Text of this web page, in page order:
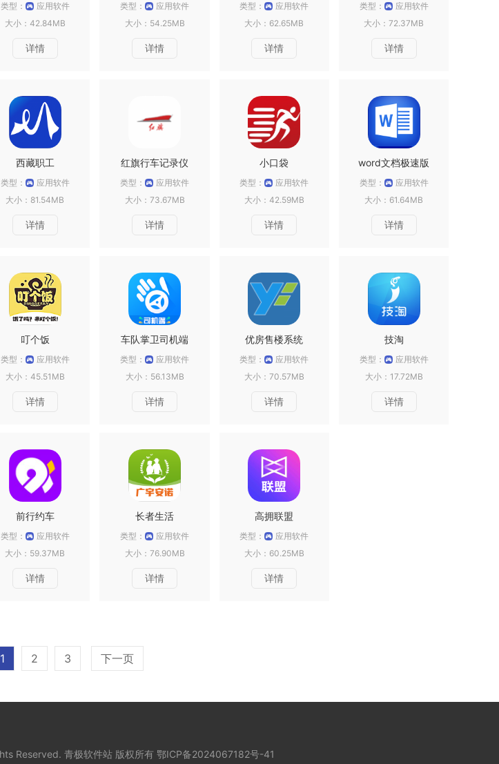
类型：
应用软件
大小：42.84MB
详情
类型：
应用软件
大小：54.25MB
详情
类型：
应用软件
大小：62.65MB
详情
类型：
应用软件
大小：72.37MB
详情
西藏职工
类型：
应用软件
大小：81.54MB
详情
红旗行车记录仪
类型：
应用软件
大小：73.67MB
详情
小口袋
类型：
应用软件
大小：42.59MB
详情
word文档极速版
类型：
应用软件
大小：61.64MB
详情
叮个饭
类型：
应用软件
大小：45.51MB
详情
车队掌卫司机端
类型：
应用软件
大小：56.13MB
详情
优房售楼系统
类型：
应用软件
大小：70.57MB
详情
技淘
类型：
应用软件
大小：17.72MB
详情
前行约车
类型：
应用软件
大小：59.37MB
详情
长者生活
类型：
应用软件
大小：76.90MB
详情
高拥联盟
类型：
应用软件
大小：60.25MB
详情
1 2 3 下一页
Reserved. 青极软件站 版权所有 鄂ICP备2024067182号-41